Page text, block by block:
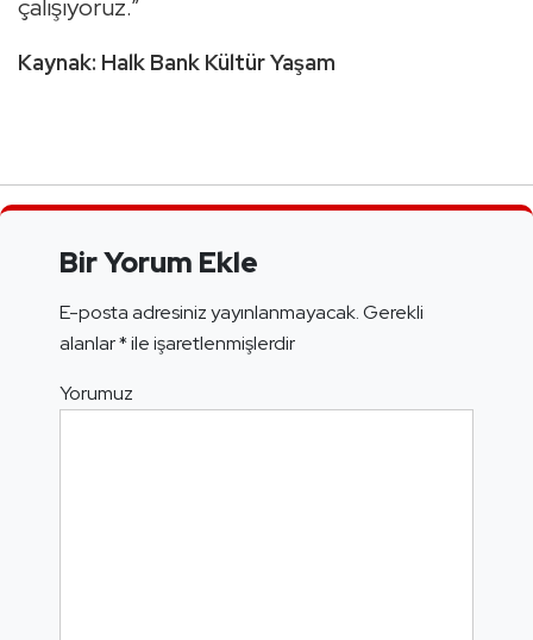
ça­lı­şı­yo­ruz.”
Kaynak: Halk Bank Kültür Yaşam
Bir Yorum Ekle
E-posta adresiniz yayınlanmayacak.Gerekli
alanlar*ile işaretlenmişlerdir
Yorumuz